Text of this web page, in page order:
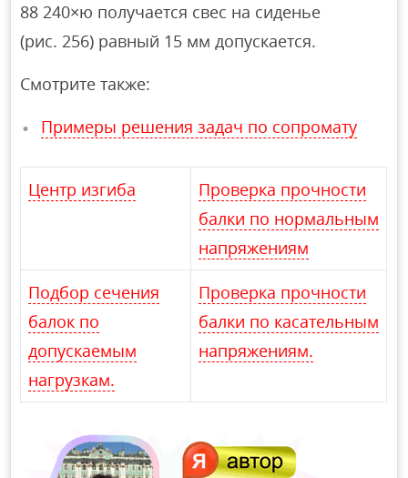
88 240×ю получается свес на сиденье
(рис. 256) равный 15 мм допускается.
Смотрите также:
Примеры решения задач по сопромату
Центр изгиба
Проверка прочности
балки по нормальным
напряжениям
Подбор сечения
балок по
допускаемым
нагрузкам.
Проверка прочности
балки по касательным
напряжениям.